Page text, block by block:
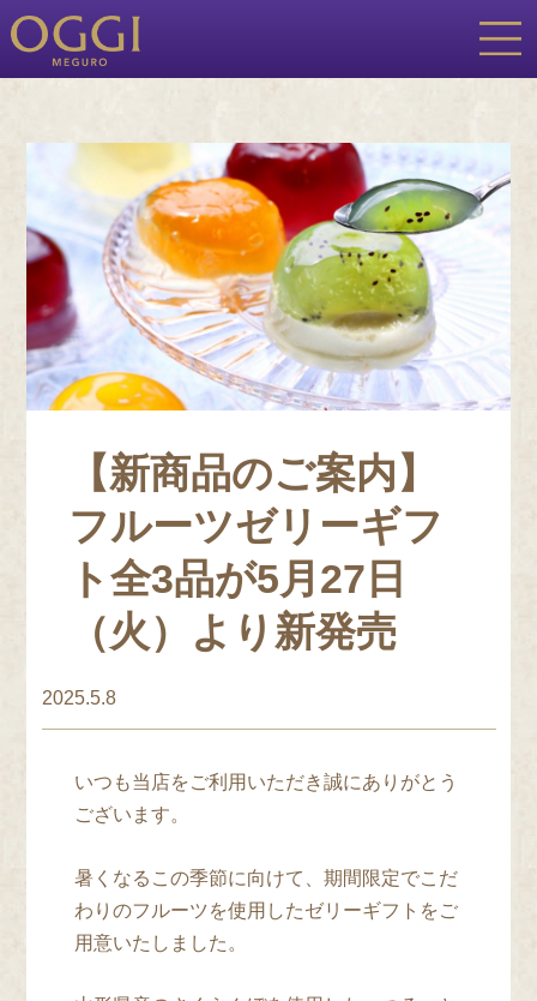
【新商品のご案内】
フルーツゼリーギフ
ト全3品が5月27日
（火）より新発売
2025.5.8
いつも当店をご利用いただき誠にありがとう
ございます。
暑くなるこの季節に向けて、期間限定でこだ
わりのフルーツを使用したゼリーギフトをご
用意いたしました。